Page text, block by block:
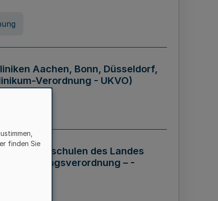
Aachen, Bonn, Düsseldorf,
Verordnung - UKVO)
der Hochschulen des Landes
– -
finden Sie